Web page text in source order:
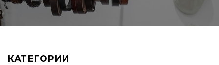
КАТЕГОРИИ